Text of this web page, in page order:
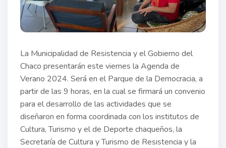
La Municipalidad de Resistencia y el Gobierno del
Chaco presentarán este viernes la Agenda de
Verano 2024. Será en el Parque de la Democracia, a
partir de las 9 horas, en la cual se firmará un convenio
para el desarrollo de las actividades que se
diseñaron en forma coordinada con los institutos de
Cultura, Turismo y el de Deporte chaqueños, la
Secretaría de Cultura y Turismo de Resistencia y la